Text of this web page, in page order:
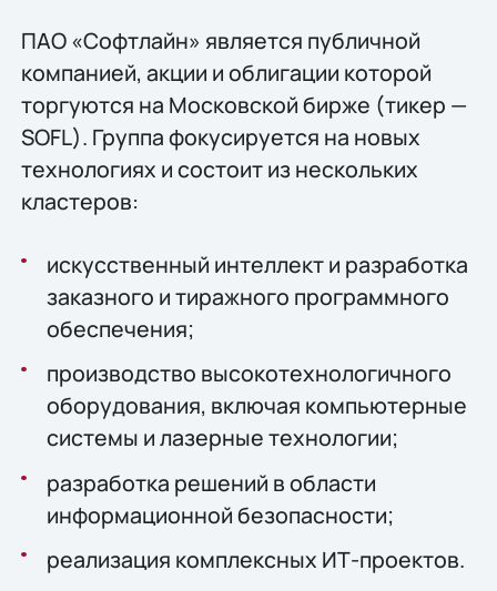
ПАО «Софтлайн» является публичной
компанией, акции и облигации которой
торгуются на Московской бирже (тикер —
SOFL). Группа фокусируется на новых
технологиях и состоит из нескольких
кластеров:
искусственный интеллект и разработка
заказного и тиражного программного
обеспечения;
производство высокотехнологичного
оборудования, включая компьютерные
системы и лазерные технологии;
разработка решений в области
информационной безопасности;
реализация комплексных ИТ-проектов.